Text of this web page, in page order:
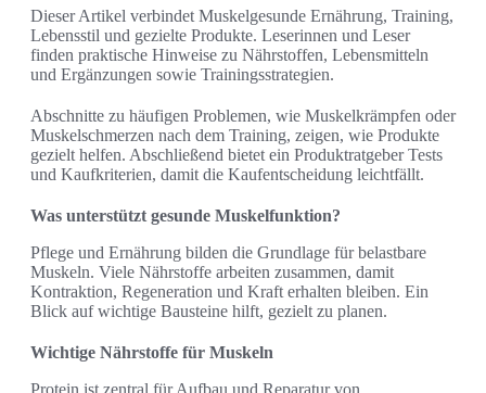
Dieser Artikel verbindet Muskelgesunde Ernährung, Training,
Lebensstil und gezielte Produkte. Leserinnen und Leser
finden praktische Hinweise zu Nährstoffen, Lebensmitteln
und Ergänzungen sowie Trainingsstrategien.
Abschnitte zu häufigen Problemen, wie Muskelkrämpfen oder
Muskelschmerzen nach dem Training, zeigen, wie Produkte
gezielt helfen. Abschließend bietet ein Produktratgeber Tests
und Kaufkriterien, damit die Kaufentscheidung leichtfällt.
Was unterstützt gesunde Muskelfunktion?
Pflege und Ernährung bilden die Grundlage für belastbare
Muskeln. Viele Nährstoffe arbeiten zusammen, damit
Kontraktion, Regeneration und Kraft erhalten bleiben. Ein
Blick auf wichtige Bausteine hilft, gezielt zu planen.
Wichtige Nährstoffe für Muskeln